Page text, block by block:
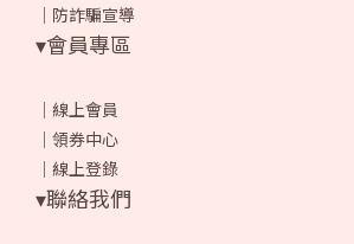
｜ 防詐騙宣導
▾會員專區
｜ 線上會員
｜ 領券中心
｜ 線上登錄
▾聯絡我們